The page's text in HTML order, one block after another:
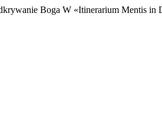
Boga W «Itinerarium Mentis in